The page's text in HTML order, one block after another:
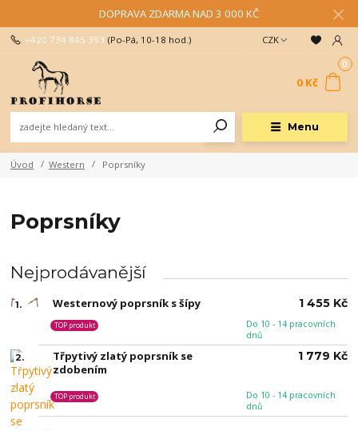
DOPRAVA ZDARMA NAD 3 000 KČ
Menu
CZK
+420 734 845 393 (Po-Pá, 10-18 hod.)
0
0 Kč
Úvod Western Poprsníky
Poprsníky
Nejprodávanější
1. Westernový poprsník s šípy
Do 10 - 14 pracovních
dnů
TOP produkt
1 455 Kč
2.
Třpytivý zlatý poprsník se
zdobením
Do 10 - 14 pracovních
dnů
TOP produkt
1 779 Kč